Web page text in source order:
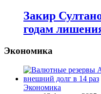
Закир
годам
Экономика
Экономика